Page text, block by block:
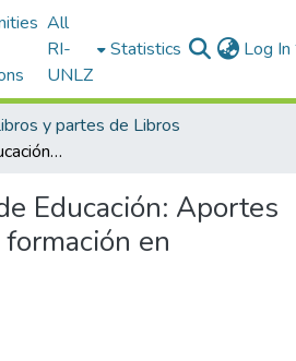
All
RI-
UNLZ
Statistics Log In
y partes de Libros
Red Nacional de Educación: Aportes para pensar la formación en Turismo
Educación: Aportes
en